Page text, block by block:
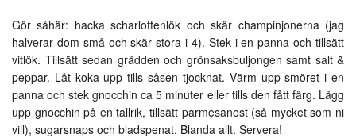
Gör såhär: hacka scharlottenlök och skär champinjonerna (jag
halverar dom små och skär stora i 4). Stek i en panna och tillsätt
vitlök. Tillsätt sedan grädden och grönsaksbuljongen samt salt &
peppar. Låt koka upp tills såsen tjocknat. Värm upp smöret i en
panna och stek gnocchin ca 5 minuter eller tills den fått färg. Lägg
upp gnocchin på en tallrik, tillsätt parmesanost (så mycket som ni
vill), sugarsnaps och bladspenat. Blanda allt. Servera!